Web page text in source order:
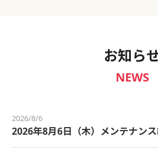
お知ら
NEWS
2026/8/6
2026年8月6日（木）メンテナン